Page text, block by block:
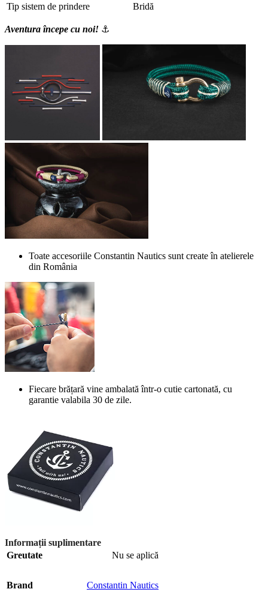
Tip sistem de prindere
Bridă
Aventura începe cu noi! ⚓
Toate accesoriile Constantin Nautics sunt create în atelierele
din România
Fiecare brățară vine ambalată într-o cutie cartonată, cu
garantie valabila 30 de zile.
Informații suplimentare
Greutate
Nu se aplică
Brand Constantin Nautics